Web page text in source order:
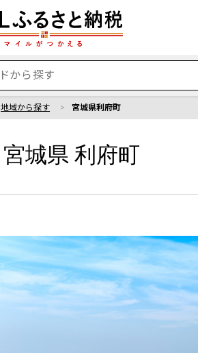
地域から探す 宮城県利府町
宮城県 利府町